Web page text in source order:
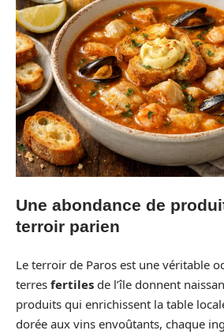
Une abondance de
terroir parien
Le terroir de Paros est une véritable
terres fertiles de l’île donnent
produits qui enrichissent la table
dorée aux vins envoûtants, chaque